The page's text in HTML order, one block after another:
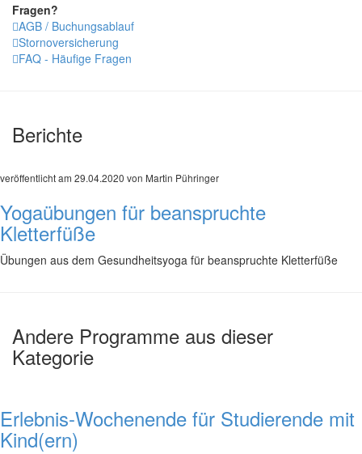
Fragen?
AGB / Buchungsablauf
Stornoversicherung
FAQ - Häufige Fragen
Berichte
veröffentlicht am 29.04.2020 von Martin Pühringer
Yogaübungen für beanspruchte
Kletterfüße
Übungen aus dem Gesundheitsyoga für beanspruchte Kletterfüße
Andere Programme aus dieser
Kategorie
Erlebnis-Wochenende für Studierende mit
Kind(ern)